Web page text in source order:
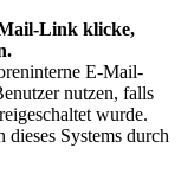
Link klicke,
E-Mail-
nutzen, falls
wurde.
Systems durch